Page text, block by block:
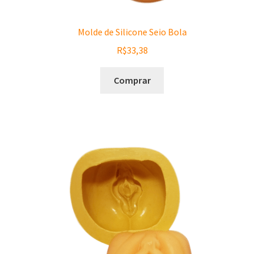
Molde de Silicone Seio Bola
R$33,38
Comprar